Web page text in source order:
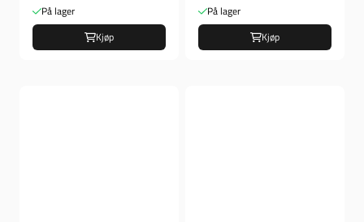
På lager
Kjøp
På lager
Kjøp